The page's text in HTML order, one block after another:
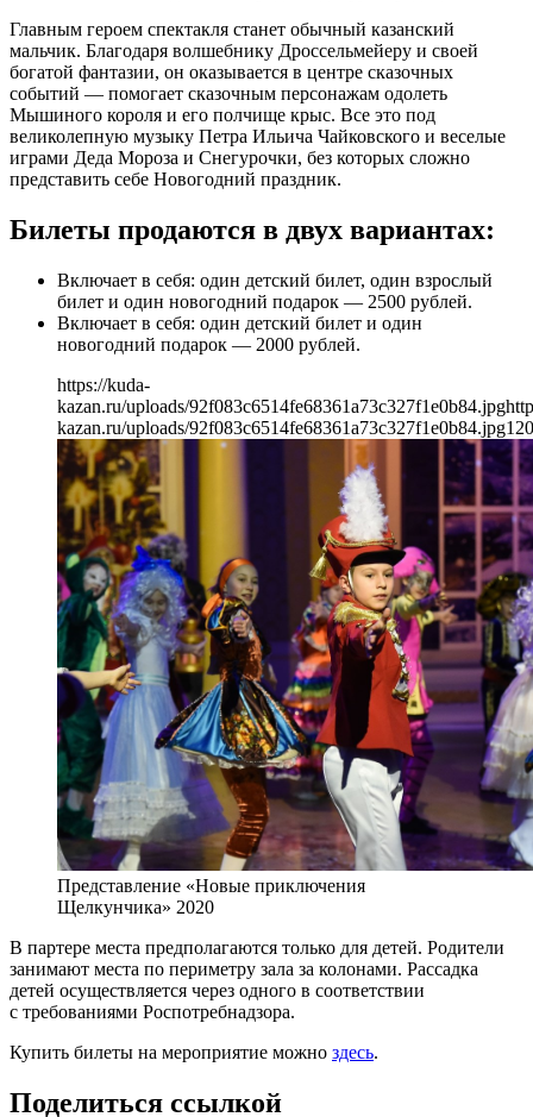
Главным героем спектакля станет обычный казанский
мальчик. Благодаря волшебнику Дроссельмейеру и своей
богатой фантазии, он оказывается в центре сказочных
событий — помогает сказочным персонажам одолеть
Мышиного короля и его полчище крыс. Все это под
великолепную музыку Петра Ильича Чайковского и веселые
играми Деда Мороза и Снегурочки, без которых сложно
представить себе Новогодний праздник.
Билеты продаются в двух вариантах:
Включает в себя: один детский билет, один взрослый
билет и один новогодний подарок — 2500 рублей.
Включает в себя: один детский билет и один
новогодний подарок — 2000 рублей.
https://kuda-
kazan.ru/uploads/92f083c6514fe68361a73c327f1e0b84.jpg
kazan.ru/uploads/92f083c6514fe68361a73c327f1e0b84.jpg
Представление «Новые приключения
Щелкунчика» 2020
В партере места предполагаются только для детей. Родители
занимают места по периметру зала за колонами. Рассадка
детей осуществляется через одного в соответствии
с требованиями Роспотребнадзора.
Купить билеты на мероприятие можно здесь.
Поделиться ссылкой